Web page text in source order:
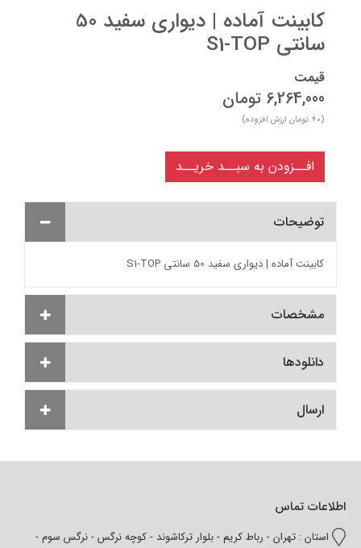
کابینت آماده | دیواری سفید 50
سانتی S1-TOP
قیمت
6,264,000 تومان
(
+0 تومان ارزش افزوده)
افــزودن به سبــد خریــد
توضیحات
کابینت آماده | دیواری سفید 50 سانتی S1-TOP
مشخصات
دانلودها
ارسال
اطلاعات تماس
استان : تهران - رباط کریم - بلوار ترکاشوند - کوچه نرگس - نرگس سوم -